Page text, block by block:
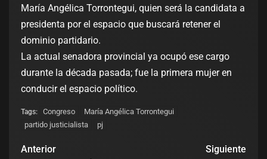
María Angélica Torrontegui, quien será la candidata a
presidenta por el espacio que buscará retener el
dominio partidario.
La actual senadora provincial ya ocupó ese cargo
durante la década pasada; fue la primera mujer en
conducir el espacio político.
Tags: Congreso
María Angélica Torrontegui
partido justicialista
pj
Anterior
Siguiente